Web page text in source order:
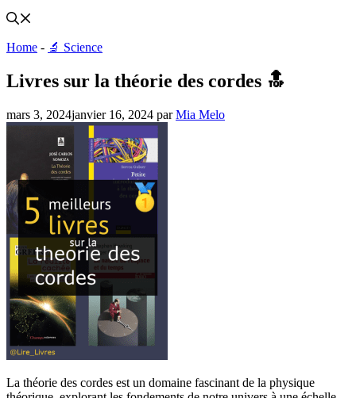
Home - 🔬 Science
Livres sur la théorie des cordes 🔝
mars 3, 2024janvier 16, 2024 parMia Melo
La théorie des cordes est un domaine fascinant de la physique